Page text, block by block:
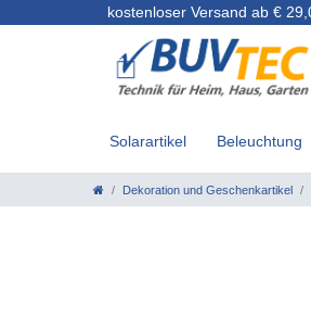
kostenloser Versand ab €
Solarartikel Beleuchtung
Dekoration und Geschenkartikel